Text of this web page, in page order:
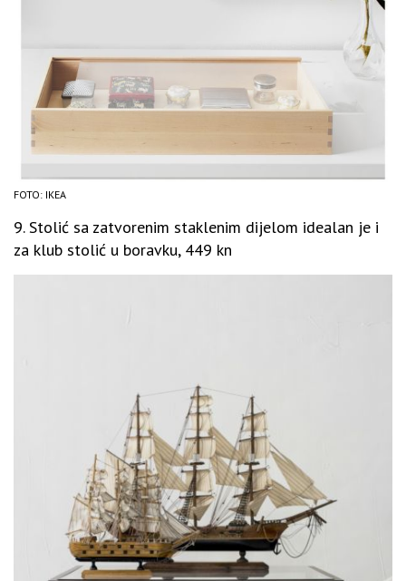
FOTO: IKEA
9. Stolić sa zatvorenim staklenim dijelom idealan je i
za klub stolić u boravku, 449 kn